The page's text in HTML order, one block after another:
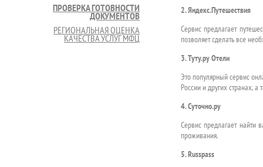
ПРОВЕРКА ГОТОВНОСТИ
ДОКУМЕНТОВ
РЕГИОНАЛЬНАЯ ОЦЕНКА
КАЧЕСТВА УСЛУГ МФЦ
2. Яндекс.Путешествия
Сервис предлагает
позволяет сделать все
3. Туту.ру Отели
Это популярный сервис
России и других странах, а
4. Суточно.ру
Сервис предлагает найти
проживания.
5. Russpass